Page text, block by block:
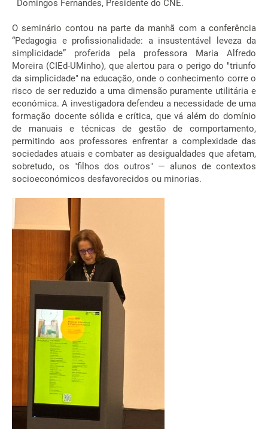
Domingos Fernandes, Presidente do CNE.
O seminário contou na parte da manhã com a conferência
“Pedagogia e profissionalidade: a insustentável leveza da
simplicidade” proferida pela professora Maria Alfredo
Moreira (CIEd-UMinho), que alertou para o perigo do "triunfo
da simplicidade" na educação, onde o conhecimento corre o
risco de ser reduzido a uma dimensão puramente utilitária e
económica. A investigadora defendeu a necessidade de uma
formação docente sólida e crítica, que vá além do domínio
de manuais e técnicas de gestão de comportamento,
permitindo aos professores enfrentar a complexidade das
sociedades atuais e combater as desigualdades que afetam,
sobretudo, os "filhos dos outros" — alunos de contextos
socioeconómicos desfavorecidos ou minorias.